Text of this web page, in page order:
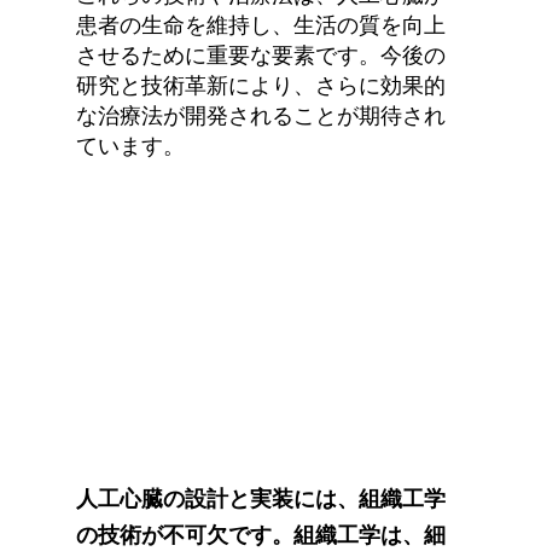
患者の生命を維持し、生活の質を向上
させるために重要な要素です。今後の
研究と技術革新により、さらに効果的
な治療法が開発されることが期待され
ています。
人工心臓の設計と実装には、組織工学
の技術が不可欠です。組織工学は、細